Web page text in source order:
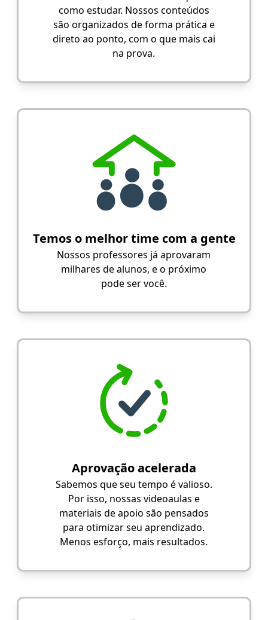
como estudar. Nossos conteúdos
são organizados de forma prática e
direto ao ponto, com o que mais cai
na prova.
Temos o melhor time com a gente
Nossos professores já aprovaram
milhares de alunos, e o próximo
pode ser você.
Aprovação acelerada
Sabemos que seu tempo é valioso.
Por isso, nossas videoaulas e
materiais de apoio são pensados
para otimizar seu aprendizado.
Menos esforço, mais resultados.